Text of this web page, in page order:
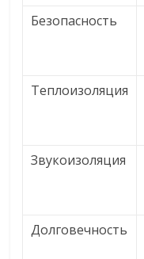
Безопасность
Теплоизоляция
Звукоизоляция
Долговечность